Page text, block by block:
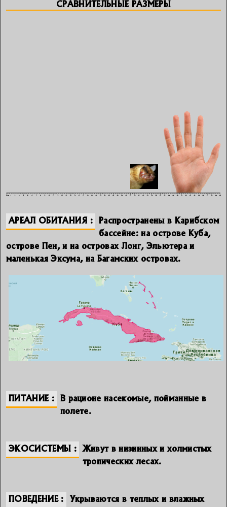
СРАВНИТЕЛЬНЫЕ РАЗМЕРЫ
АРЕАЛ ОБИТАНИЯ Распространены в Карибском
бассейне: на острове Куба,
острове Пен, и на островах Лонг, Эльютера и
маленькая Эксума, на Багамских островах.
ПИТАНИЕ В рационе насекомые, пойманные в
полете.
ЭКОСИСТЕМЫ Живут в низинных и холмистых
тропических лесах.
ПОВЕДЕНИЕ Укрываются в теплых и влажных